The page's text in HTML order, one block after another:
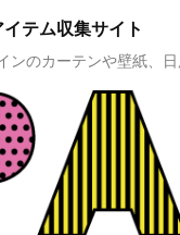
テム収集サイト
ンのカーテンや壁紙、